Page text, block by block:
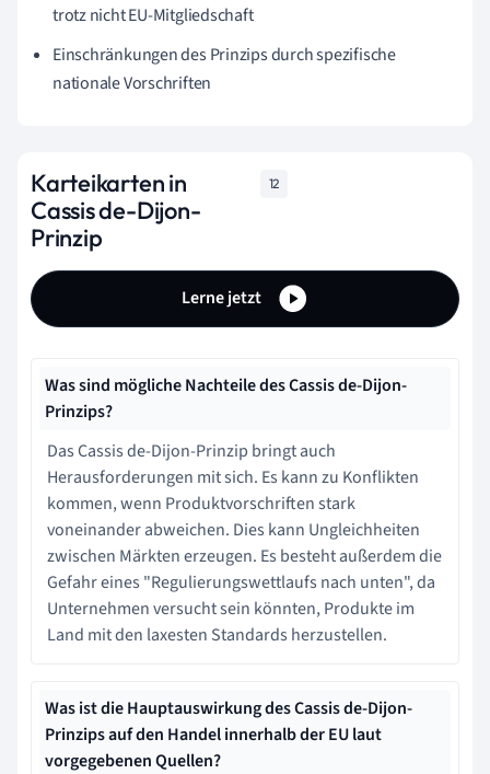
trotz nicht EU-Mitgliedschaft
Einschränkungen des Prinzips durch spezifische
nationale Vorschriften
Karteikarten in
Cassis de-Dijon-
Prinzip
12
Lerne jetzt
Was sind mögliche Nachteile des Cassis de-Dijon-
Prinzips?
Das Cassis de-Dijon-Prinzip bringt auch
Herausforderungen mit sich. Es kann zu Konflikten
kommen, wenn Produktvorschriften stark
voneinander abweichen. Dies kann Ungleichheiten
zwischen Märkten erzeugen. Es besteht außerdem die
Gefahr eines "Regulierungswettlaufs nach unten", da
Unternehmen versucht sein könnten, Produkte im
Land mit den laxesten Standards herzustellen.
Was ist die Hauptauswirkung des Cassis de-Dijon-
Prinzips auf den Handel innerhalb der EU laut
vorgegebenen Quellen?